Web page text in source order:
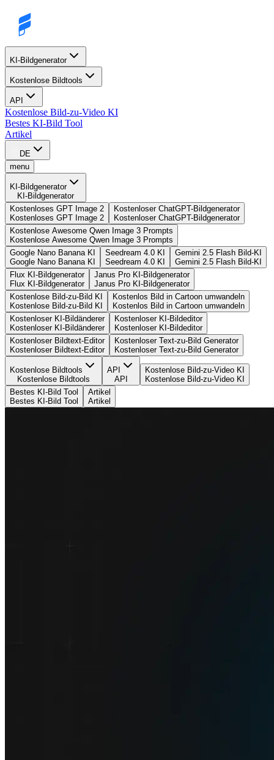
KI-Bildgenerator
Kostenlose Bildtools
API
Kostenlose Bild-zu-Video KI
Bestes KI-Bild Tool
Artikel
DE
menu
KI-Bildgenerator
KI-Bildgenerator
Kostenloses GPT Image 2
Kostenloses GPT Image 2
Kostenloser ChatGPT-Bildgenerator
Kostenloser ChatGPT-Bildgenerator
Kostenlose Awesome Qwen Image 3 Prompts
Kostenlose Awesome Qwen Image 3 Prompts
Google Nano Banana KI
Google Nano Banana KI
Seedream 4.0 KI
Seedream 4.0 KI
Gemini 2.5 Flash Bild-KI
Gemini 2.5 Flash Bild-KI
Flux KI-Bildgenerator
Flux KI-Bildgenerator
Janus Pro KI-Bildgenerator
Janus Pro KI-Bildgenerator
Kostenlose Bild-zu-Bild KI
Kostenlose Bild-zu-Bild KI
Kostenlos Bild in Cartoon umwandeln
Kostenlos Bild in Cartoon umwandeln
Kostenloser KI-Bildänderer
Kostenloser KI-Bildänderer
Kostenloser KI-Bildeditor
Kostenloser KI-Bildeditor
Kostenloser Bildtext-Editor
Kostenloser Bildtext-Editor
Kostenloser Text-zu-Bild Generator
Kostenloser Text-zu-Bild Generator
Kostenlose Bildtools
Kostenlose Bildtools
API
API
Kostenlose Bild-zu-Video KI
Kostenlose Bild-zu-Video KI
Bestes KI-Bild Tool
Bestes KI-Bild Tool
Artikel
Artikel